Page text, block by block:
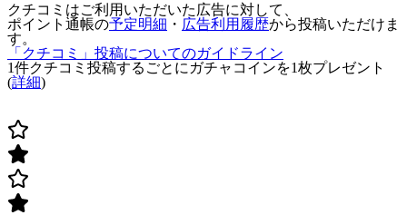
クチコミはご利用いただいた広告に対して、
ポイント通帳の予定明細 ・ 広告利用履歴から投稿いただけま
す。
「クチコミ」投稿についてのガイドライン
1件クチコミ投稿するごとに ガチャコインを1枚プレゼント
(詳細)